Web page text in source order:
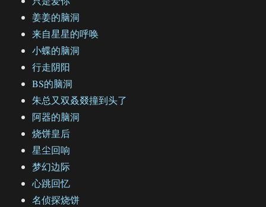
姜姜的脑洞
来自星星的呼唤
小蝶的脑洞
行走阴阳
BS的脑洞
朱总又双叒叕撞到头了
阿器的脑洞
烧饼皇后
星尘回响
梦幻边际
心跳回忆
名侦探烧饼